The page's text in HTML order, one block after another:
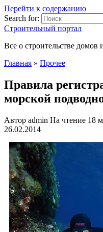
Перейти к содержанию
Search for:
Строительный портал
Все о строительстве домов
Главная » Прочее
Правила
морской
Автор admin На чтение 18
26.02.2014